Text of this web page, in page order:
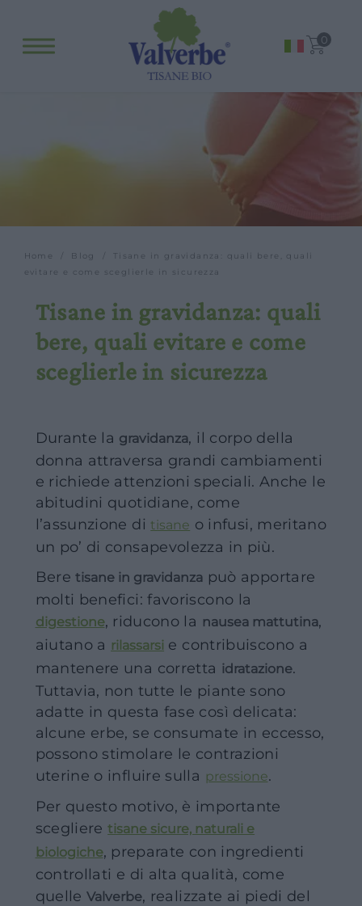
0
Home Blog
/ Tisane in gravidanza: quali bere, quali
evitare e come sceglierle in sicurezza
Tisane in gravidanza: quali
bere, quali evitare e come
sceglierle in sicurezza
Durante la gravidanza, il corpo della
donna attraversa grandi cambiamenti
e richiede attenzioni speciali. Anche le
abitudini quotidiane, come
l’assunzione di tisane o infusi, meritano
un po’ di consapevolezza in più.
Beretisane in gravidanza può apportare
molti benefici: favoriscono la
digestione, riducono la nausea mattutina,
aiutano a rilassarsi e contribuiscono a
mantenere una corretta idratazione.
Tuttavia, non tutte le piante sono
adatte in questa fase così delicata:
alcune erbe, se consumate in eccesso,
possono stimolare le contrazioni
uterine o influire sulla pressione.
Per questo motivo, è importante
sceglieretisane sicure, naturali e
biologiche, preparate con ingredienti
controllati e di alta qualità, come
quelleValverbe, realizzate ai piedi del